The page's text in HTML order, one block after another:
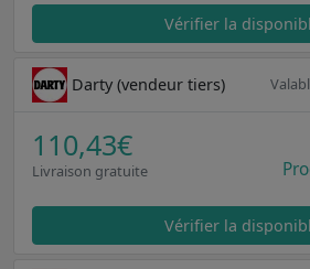
Vérifier la
Darty (vendeur tiers)
110,43€
Livraison gratuite
Vérifier la